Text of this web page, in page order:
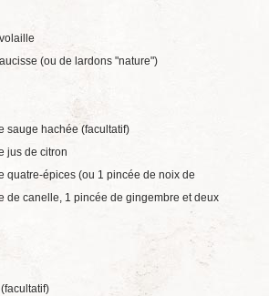
(ou de lardons "nature")
sauge hachée (facultatif)
jus de citron
quatre-épices (ou 1 pincée de noix de
de canelle, 1 pincée de gingembre et deux